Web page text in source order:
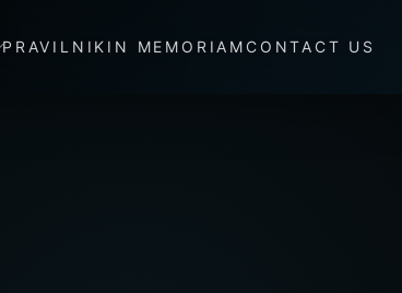
PRAVILNIK IN MEMORIAM CONTACT US